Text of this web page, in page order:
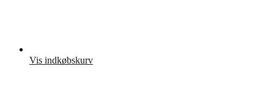
Vis indkøbskurv